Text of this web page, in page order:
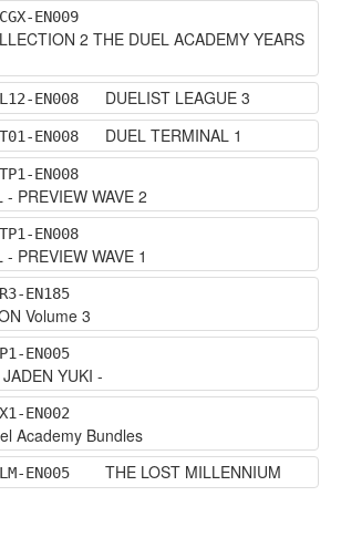
EN009
2 THE DUEL ACADEMY YEARS
EN008 DUELIST LEAGUE 3
EN008 DUEL TERMINAL 1
EN008
PREVIEW WAVE 2
EN008
PREVIEW WAVE 1
EN185
Volume 3
EN005
YUKI -
EN002
Academy Bundles
EN005 THE LOST MILLENNIUM